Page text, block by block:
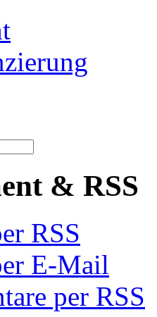
& RSS
RSS
E-Mail
per RSS